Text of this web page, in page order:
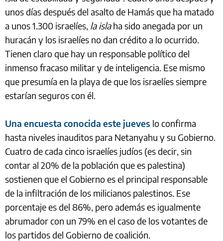
unos días después del asalto de Hamás que ha matado
a unos 1.300 israelíes, la islaha sido anegada por un
huracán y los israelíes no dan crédito a lo ocurrido.
Tienen claro que hay un responsable político del
inmenso fracaso militar y de inteligencia. Ese mismo
que presumía en la playa de que los israelíes siempre
estarían seguros con él.
Una encuesta conocida este jueves lo confirma
hasta niveles inauditos para Netanyahu y su Gobierno.
Cuatro de cada cinco israelíes judíos (es decir, sin
contar al 20% de la población que es palestina)
sostienen que el Gobierno es el principal responsable
de la infiltración de los milicianos palestinos. Ese
porcentaje es del 86%, pero además es igualmente
abrumador con un 79% en el caso de los votantes de
los partidos del Gobierno de coalición.